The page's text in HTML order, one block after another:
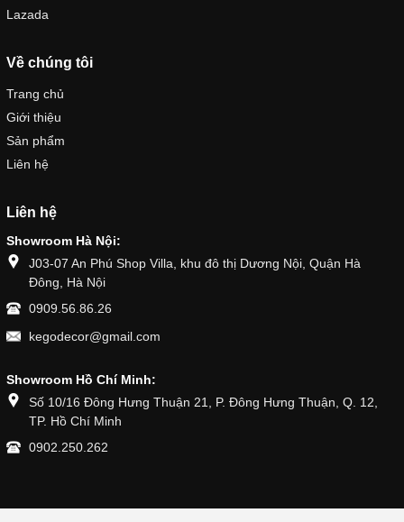
Lazada
Về chúng tôi
Trang chủ
Giới thiệu
Sản phẩm
Liên hệ
Liên hệ
Showroom Hà Nội:
J03-07 An Phú Shop Villa, khu đô thị Dương Nội, Quận Hà
Đông, Hà Nội
0909.56.86.26
kegodecor@gmail.com
Showroom Hồ Chí Minh:
Số 10/16 Đông Hưng Thuận 21, P. Đông Hưng Thuận, Q. 12,
TP. Hồ Chí Minh
0902.250.262